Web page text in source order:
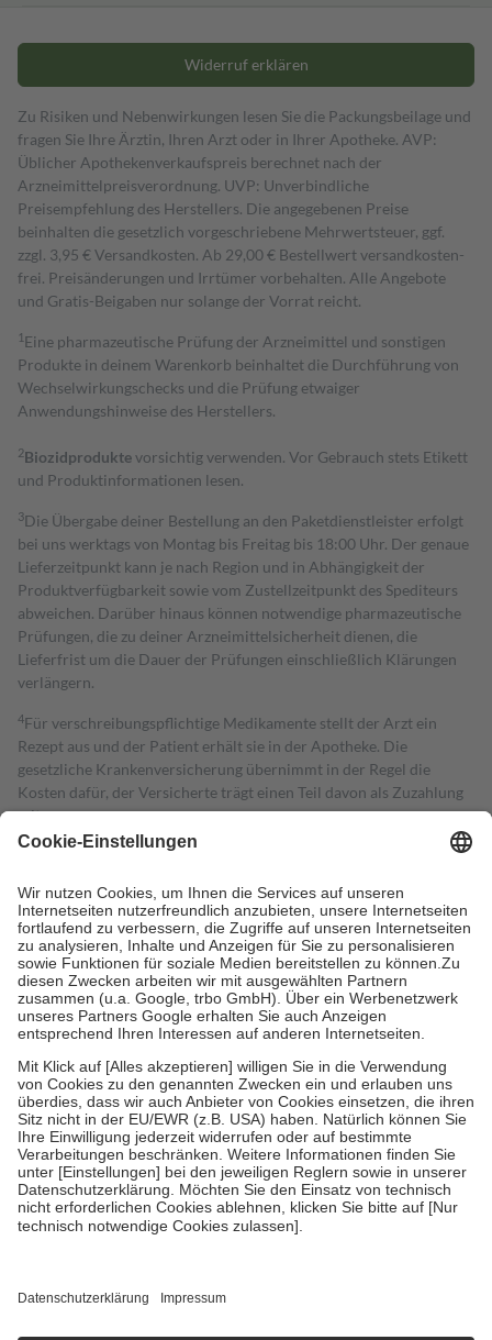
Widerruf erklären
Zu Risiken und Nebenwirkungen lesen Sie die Packungsbeilage und
fragen Sie Ihre Ärztin, Ihren Arzt oder in Ihrer Apotheke. AVP:
Üblicher Apothekenverkaufspreis berechnet nach der
Arzneimittelpreisverordnung. UVP: Unverbindliche
Preisempfehlung des Herstellers. Die angegebenen Preise
beinhalten die gesetzlich vorgeschriebene Mehrwertsteuer, ggf.
zzgl. 3,95 € Versandkosten. Ab 29,00 € Bestell­wert versand­kosten­
frei. Preisänderungen und Irrtümer vorbehalten. Alle Angebote
und Gratis-Beigaben nur solange der Vorrat reicht.
1 Eine pharmazeutische Prüfung der Arzneimittel und sonstigen
Produkte in deinem Warenkorb beinhaltet die Durchführung von
Wechselwirkungschecks und die Prüfung etwaiger
Anwendungshinweise des Herstellers.
2Biozidproduktevorsichtig verwenden. Vor Gebrauch stets Etikett
und Produktinformationen lesen.
3Die Übergabe deiner Bestellung an den Paketdienstleister erfolgt
bei uns werktags von Montag bis Freitag bis 18:00 Uhr. Der genaue
Lieferzeitpunkt kann je nach Region und in Abhängigkeit der
Produktverfügbarkeit sowie vom Zustellzeitpunkt des Spediteurs
abweichen. Darüber hinaus können notwendige pharmazeutische
Prüfungen, die zu deiner Arzneimittelsicherheit dienen, die
Lieferfrist um die Dauer der Prüfungen einschließlich Klärungen
verlängern.
4Für verschreibungspflichtige Medikamente stellt der Arzt ein
Rezept aus und der Patient erhält sie in der Apotheke. Die
gesetzliche Krankenversicherung übernimmt in der Regel die
Kosten dafür, der Versicherte trägt einen Teil davon als Zuzahlung
mit.
Grundsätzlich leisten Mitglieder Zuzahlungen in Höhe von zehn
höchstens zehn Euro.
Es sind jedoch nie mehr als die tatsächlichen
Kosten der Leistung zu entrichten.
Diese Regeln gelten grundsätzlich auch für Online-Apotheken.
Bei Heilmitteln und häuslicher Krankenpflege beträgt die
Zuzahlung zehn Prozent der Kosten sowie zehn Euro je
Verordnung.
Um das Engagement der Versicherten für ihre eigene Gesundheit zu
stärken und die besondere Stellung der Familie zu unterstützen,
fallenkeine Zuzahlungenan bei:
• Kindern und Jugendlichen bis zum vollendeten 18. Lebensjahr
mit Ausnahme der Fahrkosten
• Untersuchungen zur Vorsorge und Früherkennung, die von der
GKV getragen werden
• empfohlenen Schutzimpfungen
• Harn- und Blutteststreifen
getroffen, um sicherzustellen, dass es sich um echte Bewertungen